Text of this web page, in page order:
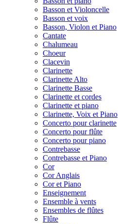
Basson et Violoncelle
Basson et voix
Basson, Violon et Piano
Cantate
Chalumeau
Choeur
Clacevin
Clarinette
Clarinette Alto
Clarinette Basse
Clarinette et cordes
Clarinette et piano
Clarinette, Voix et Piano
Concerto pour clarinette
Concerto pour flûte
Concerto pour piano
Contrebasse
Contrebasse et Piano
Cor
Cor Anglais
Cor et Piano
Enseignement
Ensemble à vents
Ensembles de flûtes
Flûte